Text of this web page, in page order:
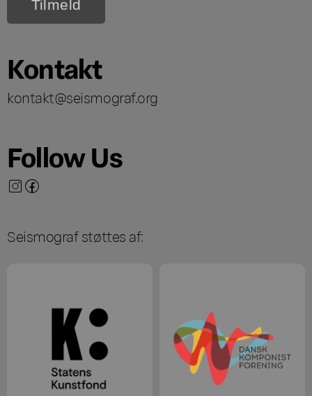
Kontakt
kontakt@seismograf.org
Follow Us
Seismograf støttes af: